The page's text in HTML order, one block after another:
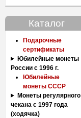
Каталог
Подарочные
сертификаты
Юбилейные монеты
России с 1996 г.
Юбилейные
монеты СССР
Монеты регулярного
чекана с 1997 года
(ходячка)